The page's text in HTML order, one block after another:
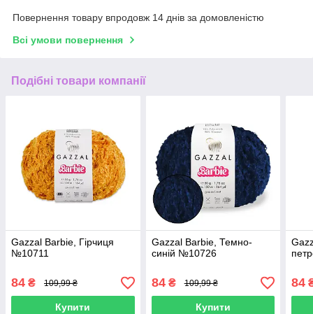
Повернення товару впродовж 14 днів за домовленістю
Всі умови повернення
Подібні товари компанії
Gazzal Barbie, Гірчиця
№10711
84 ₴ 109,99 ₴
Купити
Gazzal Barbie, Темно-
синій №10726
84₴ 109,99 ₴
Купити
84